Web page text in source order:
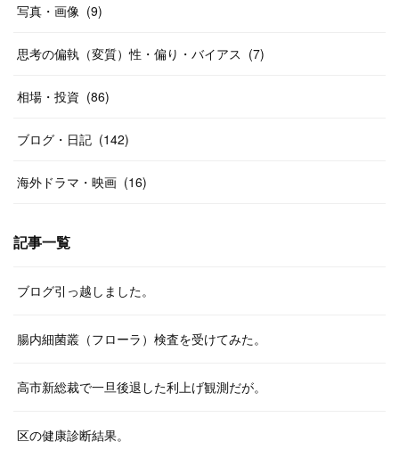
写真・画像 (9)
思考の偏執（変質）性・偏り・バイアス (7)
相場・投資 (86)
ブログ・日記 (142)
海外ドラマ・映画 (16)
記事一覧
ブログ引っ越しました。
腸内細菌叢（フローラ）検査を受けてみた。
高市新総裁で一旦後退した利上げ観測だが。
区の健康診断結果。